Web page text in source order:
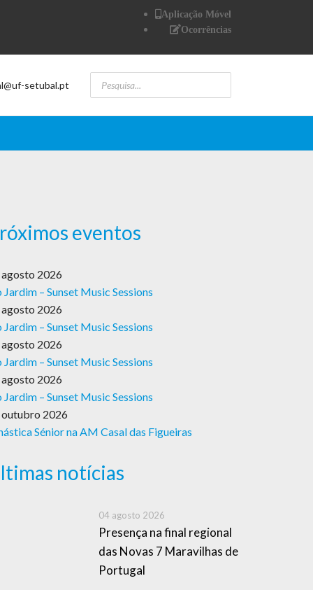
Aplicação Móvel
Ocorrências
setubal.pt
eventos
2026
Jardim – Sunset Music Sessions
2026
Jardim – Sunset Music Sessions
2026
Jardim – Sunset Music Sessions
2026
Jardim – Sunset Music Sessions
2026
Sénior na AM Casal das Figueiras
notícias
04 agosto 2026
Presença na final regional
das Novas 7 Maravilhas de
Portugal